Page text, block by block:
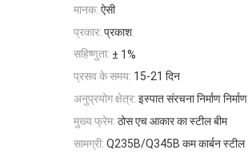
मानक: ऐसी
प्रकार: प्रकाश
सहिष्णुता: ± 1%
प्रसव के समय: 15-21 दिन
अनुप्रयोग क्षेत्र: इस्पात संरचना निर्माण निर्माण
मुख्य फ्रेम: ठोस एच आकार का स्टील बीम
सामग्री: Q235B/Q345B कम कार्बन स्टील